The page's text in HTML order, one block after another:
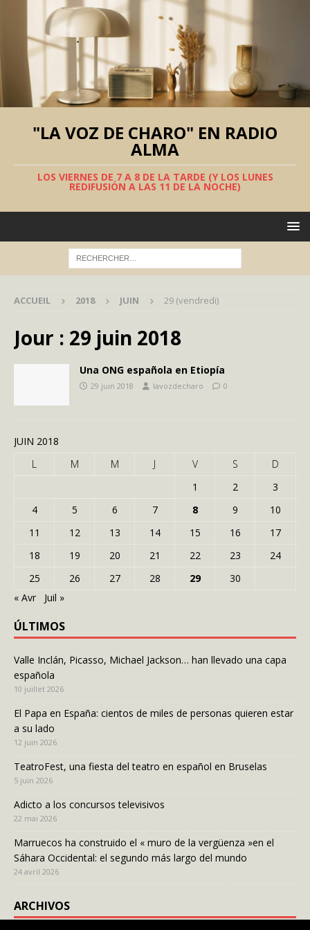
"LA VOZ DE CHARO" EN RADIO
ALMA
LOS VIERNES DE 7 A 8 DE LA TARDE (Y LOS LUNES
REDIFUSIÓN A LAS 11 DE LA NOCHE)
ACCUEIL 2018 JUIN 29 (vendredi)
Jour : 29 juin 2018
Una ONG española en Etiopía
29 juin 2018 lavozdecharo 0
JUIN 2018
L
M M J V S
D
1
2
3
4
5 6 7 8 9
10
11
12 13 14 15 16
17
18
19 20 21 22 23
24
25
26 27 28 29
30
« Avr
Juil »
ÚLTIMOS
Valle Inclán, Picasso, Michael Jackson… han llevado una capa
española
10 juillet 2026
El Papa en España: cientos de miles de personas quieren estar
a su lado
12 juin 2026
TeatroFest, una fiesta del teatro en español en Bruselas
5 juin 2026
Adicto a los concursos televisivos
22 mai 2026
Marruecos ha construido el « muro de la vergüenza »en el
Sáhara Occidental: el segundo más largo del mundo
24 avril 2026
ARCHIVOS